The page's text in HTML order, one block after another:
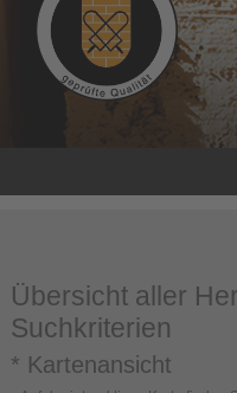
Übersicht aller
Suchkriterien
* Kartenansicht